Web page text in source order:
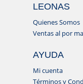
LEONAS
Quienes Somos
Ventas al por
AYUDA
Mi cuenta
Términos y